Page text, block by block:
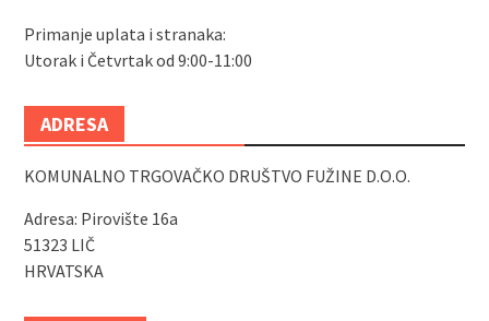
Primanje uplata i stranaka:
Utorak i Četvrtak od 9:00-11:00
ADRESA
KOMUNALNO TRGOVAČKO DRUŠTVO FUŽINE D.O.O.
Adresa: Pirovište 16a
51323 LIČ
HRVATSKA